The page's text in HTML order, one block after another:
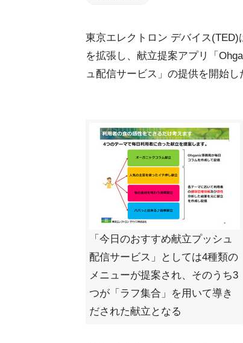
東京エレクトロン デバイス(TED)
を拡張し、献立提案アプリ「
ュ配信サービス」の提供を開始し
「今日のおすすめ献立プッシュ
配信サービス」としては4種類の
メニューが提案され、そのうち3
つが「ラフ集合」を用いて導き
だされた献立となる